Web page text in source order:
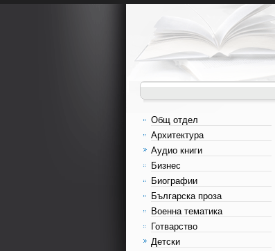
Общ отдел
Архитектура
Аудио книги
Бизнес
Биографии
Българска проза
Военна тематика
Готварство
Детски